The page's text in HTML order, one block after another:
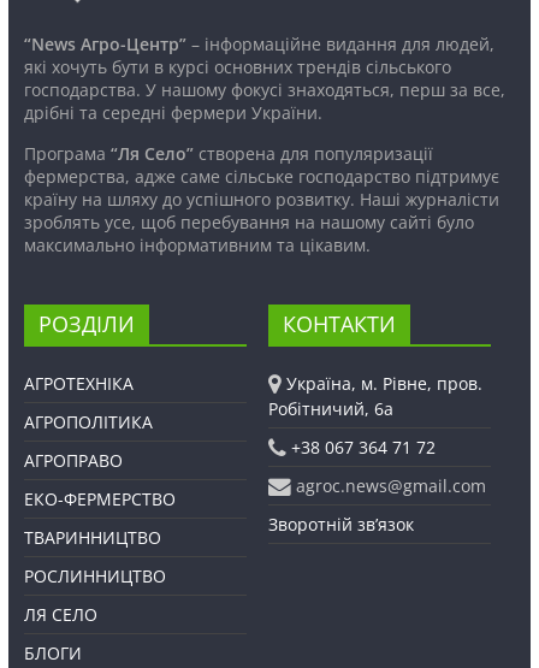
“News Агро-Центр”– інформаційне видання для людей,
які хочуть бути в курсі основних трендів сільського
господарства. У нашому фокусі знаходяться, перш за все,
дрібні та середні фермери України.
Програма “Ля Село”створена для популяризації
фермерства, адже саме сільське господарство підтримує
країну на шляху до успішного розвитку. Наші журналісти
зроблять усе, щоб перебування на нашому сайті було
максимально інформативним та цікавим.
РОЗДІЛИ
АГРОТЕХНІКА
АГРОПОЛІТИКА
АГРОПРАВО
ЕКО-ФЕРМЕРСТВО
ТВАРИННИЦТВО
РОСЛИННИЦТВО
ЛЯ СЕЛО
БЛОГИ
КОНТАКТИ
Україна, м. Рівне, пров.
Робітничий, 6а
+38 067 364 71 72
agroc.news@gmail.com
Зворотній зв’язок